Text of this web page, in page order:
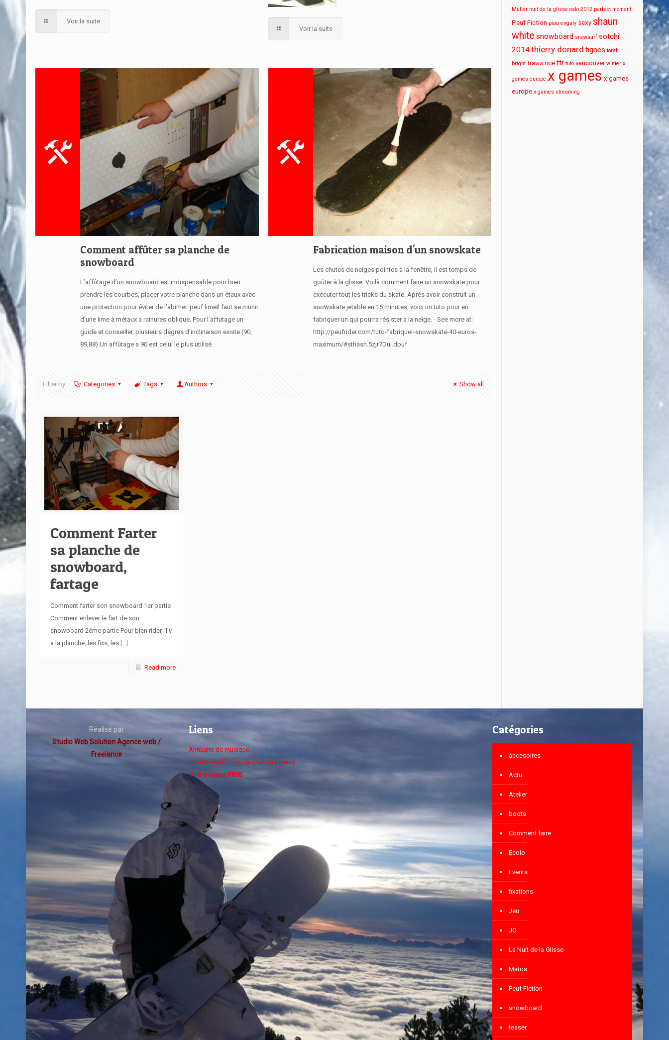
Voir la suite
Voir la suite
Comment affûter sa planche de
snowboard
L’affûtage d’un snowboard est indispensable pour bien
prendre les courbes, placer votre planche dans un étaux avec
une protection pour éviter de l’abimer. peuf limeIl faut se munir
d’une lime à métaux a rainures oblique. Pour l’affutage un
guide et conseiller, plusieurs degrés d’inclinaison existe (90,
89,88) Un affûtage a 90 est celui le plus utilisé.
Fabrication maison d'un snowskate
Les chutes de neiges pointes à la fenêtre, il est temps de
goûter à la glisse. Voilà comment faire un snowskate pour
exécuter tout les tricks du skate. Aprés avoir construit un
snowskate jetable en 15 minutes, voici un tuto pour en
fabriquer un qui pourra résister à la neige. - See more at:
http://peufrider.com/tuto-fabriquer-snowskate-40-euros-
maximum/#sthash.5zjr7Dui.dpuf
Filter by Categories Tags Authors Show all
Comment Farter
sa planche de
snowboard,
fartage
Comment farter son snowboard 1er partie
Comment enlever le fart de son
snowboard 2éme partie Pour bien rider, il y
a la planche, les fixs, les[…]
Read more
Müller nuit de la glisse oslo 2012 perfect moment
Peuf Fiction piau engaly sexy shaun
white snowboard snowsurf sotchi
2014thierry donard tignes torah
bright travis rice ttr tuto vancouver winter x
games europe x games x games
europe x games streaming
Réalisé par
Studio Web Solution Agence web /
Freelance
Liens
Annuaire de musique
Chambres d'hotes de charme giverny
RnB mixtape FREE
Catégories
accesoires
Actu
Atelier
boots
Comment faire
Ecolo
Events
fixations
Jeu
JO
La Nuit de la Glisse
Matos
Peuf Fiction
snowboard
teaser